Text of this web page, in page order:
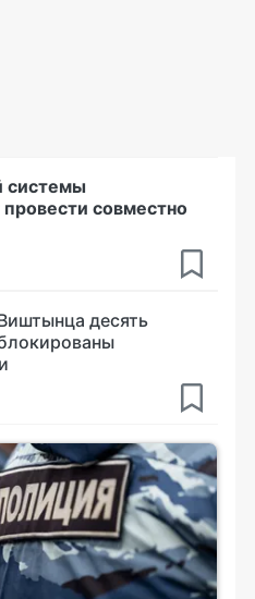
системы
совместно
десять